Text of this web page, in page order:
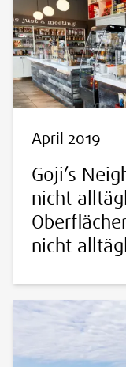
April 2019
Goji’s
nicht
nicht